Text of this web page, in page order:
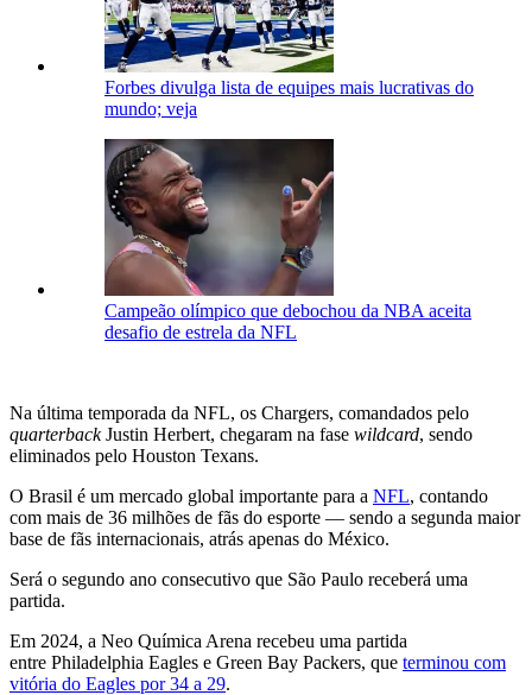
Forbes divulga lista de equipes mais lucrativas do
mundo; veja
Campeão olímpico que debochou da NBA aceita
desafio de estrela da NFL
Na última temporada da NFL, os Chargers, comandados pelo
quarterbackJustin Herbert, chegaram na fase wildcard, sendo
eliminados pelo Houston Texans.
O Brasil é um mercado global importante para a NFL, contando
com mais de 36 milhões de fãs do esporte — sendo a segunda maior
base de fãs internacionais, atrás apenas do México.
Será o segundo ano consecutivo que São Paulo receberá uma
partida.
Em 2024, a Neo Química Arena recebeu uma partida
entre Philadelphia Eagles e Green Bay Packers, que terminou com
vitória do Eagles por 34 a 29.